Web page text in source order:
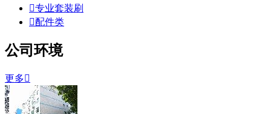
专业套装刷
配件类
公司环境
更多